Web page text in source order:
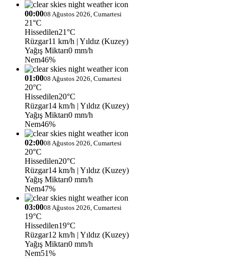
00:0008 Ağustos 2026, Cumartesi
21°C
Hissedilen21°C
Rüzgar11 km/h | Yıldız (Kuzey)
Yağış Miktarı0 mm/h
Nem46%
01:0008 Ağustos 2026, Cumartesi
20°C
Hissedilen20°C
Rüzgar14 km/h | Yıldız (Kuzey)
Yağış Miktarı0 mm/h
Nem46%
02:0008 Ağustos 2026, Cumartesi
20°C
Hissedilen20°C
Rüzgar14 km/h | Yıldız (Kuzey)
Yağış Miktarı0 mm/h
Nem47%
03:0008 Ağustos 2026, Cumartesi
19°C
Hissedilen19°C
Rüzgar12 km/h | Yıldız (Kuzey)
Yağış Miktarı0 mm/h
Nem51%